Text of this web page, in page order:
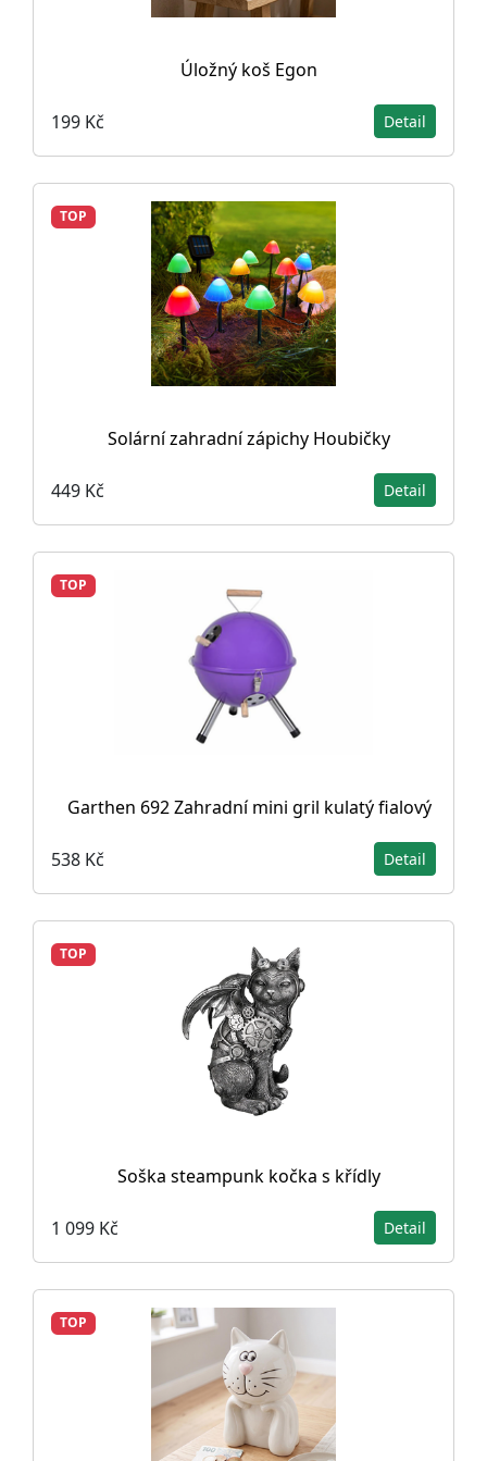
Úložný koš Egon
199 Kč Detail
TOP
Solární zahradní zápichy Houbičky
449 Kč Detail
TOP
Garthen 692 Zahradní mini gril kulatý fialový
538 Kč Detail
TOP
Soška steampunk kočka s křídly
1 099 Kč Detail
TOP